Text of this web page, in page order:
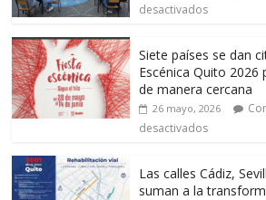
desactivados
Siete países se dan
Escénica Quito 2026
de manera cercana
26 mayo, 2026
desactivados
Las calles Cádiz,
suman a la